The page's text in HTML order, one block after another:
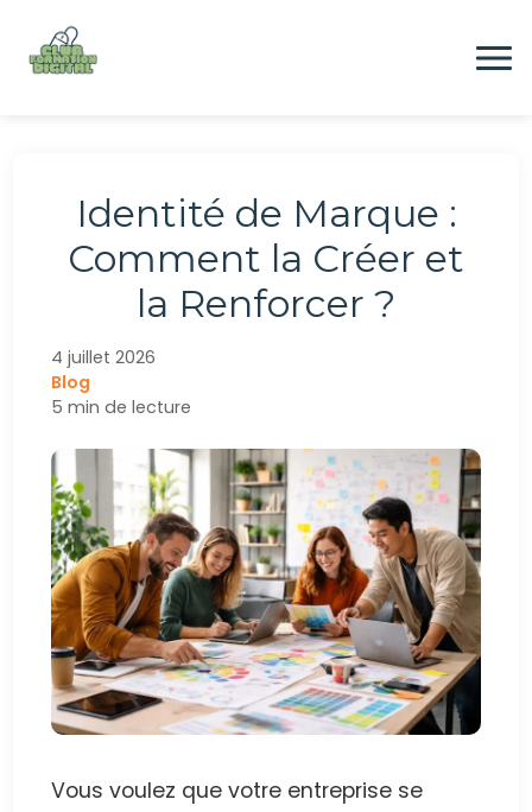
contenu
Identité de Marque :
Comment la Créer et
la Renforcer ?
4 juillet 2026
Blog
5 min de lecture
Vous voulez que votre entreprise se